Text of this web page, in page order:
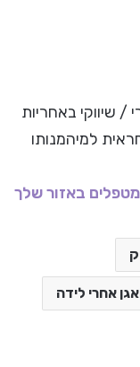
/ שיווקי באחריות
למיהמנותו
באזור שלך
אחרי לידה